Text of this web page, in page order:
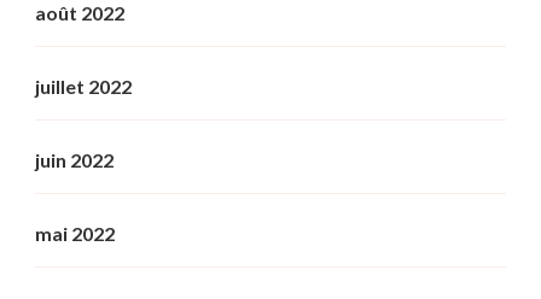
août 2022
juillet 2022
juin 2022
mai 2022